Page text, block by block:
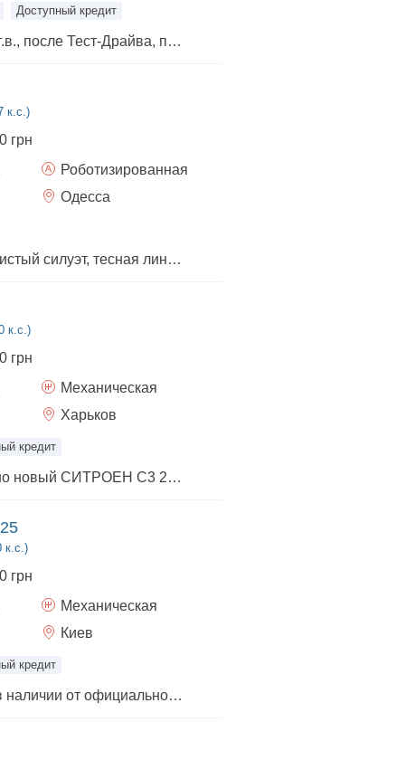
Доступный кредит
Renault Taliant 2024 г.в., после Тест-Драйва, пробег 4600 т.км. Авто в максимальной комплектации + зимняя резина, защитная сетка радиатора, коврики салона, и акулий плавник вместо антенны,
к.с.)
грн
Роботизированная
Одесса
JETOUR X50 мускулистый силуэт, тесная линия, интеллект в каждом движении. это не просто китайский кроссовер. это стиль, уверенность и твое право быть первым.
к.с.)
грн
Механическая
Харьков
кредит
Продается абсолютно новый СИТРОЕН С3 2025 г.в.! Супер предложение - оплачен первый налог (пенсионный фонд), Вам НЕ нужно его оплачивать.
к.с.)
грн
Механическая
Киев
кредит
Новый автомобиль в наличии от официального дилера. Гарантия 3 года или 100000 км пробега действует на всей территории Украины. Возможные варианты других цветов и комплектаций. Большой склад автомобилей. Приглашаем на просмотр и тест-драйв. Индивидуальный подход. Звоните, мы обязательно с Вами договоримся.